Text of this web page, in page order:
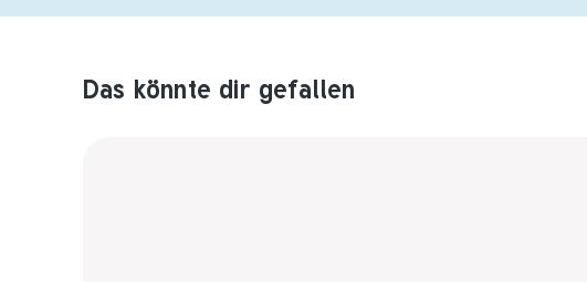
Produktempfehlungen überspringen
Das könnte dir gefallen